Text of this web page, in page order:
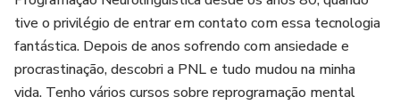
tive o privilégio de entrar em contato com essa tecnologia
fantástica. Depois de anos sofrendo com ansiedade e
procrastinação, descobri a PNL e tudo mudou na minha
vida. Tenho vários cursos sobre reprogramação mental